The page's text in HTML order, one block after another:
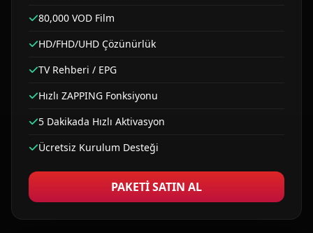
80,000 VOD Film
HD/FHD/UHD Çözünürlük
TV Rehberi / EPG
Hızlı ZAPPING Fonksiyonu
5 Dakikada Hızlı Aktivasyon
Ücretsiz Kurulum Desteği
PAKETI SATIN AL